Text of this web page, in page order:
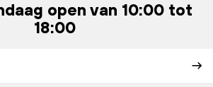
open van 10:00 tot
18:00